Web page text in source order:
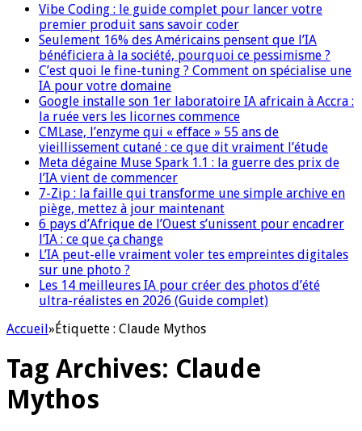
Vibe Coding : le guide complet pour lancer votre
premier produit sans savoir coder
Seulement 16% des Américains pensent que l’IA
bénéficiera à la société, pourquoi ce pessimisme ?
C’est quoi le fine-tuning ? Comment on spécialise une
IA pour votre domaine
Google installe son 1er laboratoire IA africain à Accra :
la ruée vers les licornes commence
CMLase, l’enzyme qui « efface » 55 ans de
vieillissement cutané : ce que dit vraiment l’étude
Meta dégaine Muse Spark 1.1 : la guerre des prix de
l’IA vient de commencer
7-Zip : la faille qui transforme une simple archive en
piège, mettez à jour maintenant
6 pays d’Afrique de l’Ouest s’unissent pour encadrer
l’IA : ce que ça change
L’IA peut-elle vraiment voler tes empreintes digitales
sur une photo ?
Les 14 meilleures IA pour créer des photos d’été
ultra-réalistes en 2026 (Guide complet)
Accueil»Étiquette : Claude Mythos
Tag Archives: Claude
Mythos